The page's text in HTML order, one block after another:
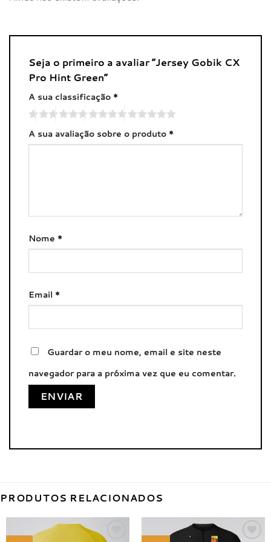
Seja o primeiro a avaliar “Jersey Gobik CX
Pro Hint Green”
A sua classificação *
A sua avaliação sobre o produto *
Nome *
Email *
Guardar o meu nome, email e site neste
navegador para a próxima vez que eu comentar.
PRODUTOS RELACIONADOS